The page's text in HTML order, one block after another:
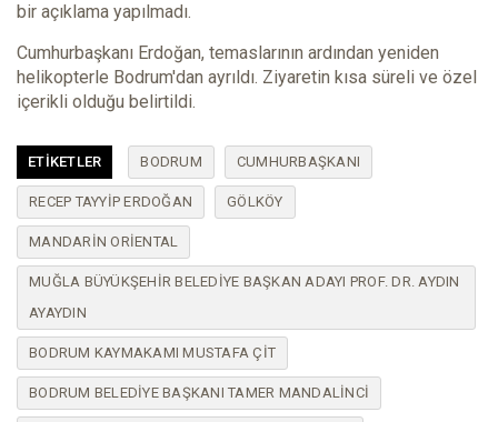
bir açıklama yapılmadı.
Cumhurbaşkanı Erdoğan, temaslarının ardından yeniden
helikopterle Bodrum'dan ayrıldı. Ziyaretin kısa süreli ve özel
içerikli olduğu belirtildi.
ETIKETLER BODRUM CUMHURBAŞKANI
RECEP TAYYIP ERDOĞAN GÖLKÖY
MANDARIN ORIENTAL
MUĞLA BÜYÜKŞEHIR BELEDIYE BAŞKAN ADAYI PROF. DR. AYDIN
AYAYDIN
BODRUM KAYMAKAMI MUSTAFA ÇIT
BODRUM BELEDIYE BAŞKANI TAMER MANDALINCI